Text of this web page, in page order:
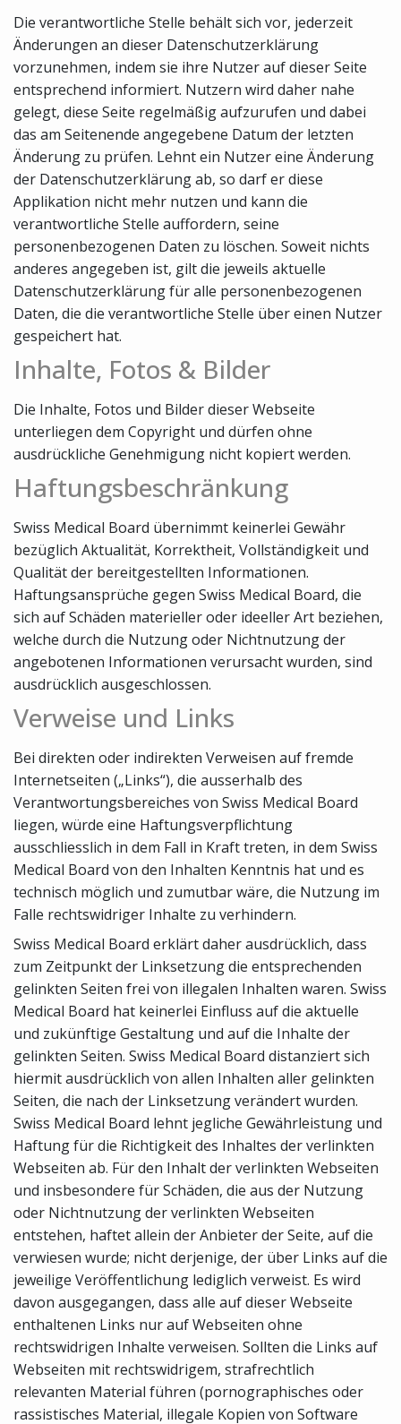
Die verantwortliche Stelle behält sich vor, jederzeit
Änderungen an dieser Datenschutzerklärung
vorzunehmen, indem sie ihre Nutzer auf dieser Seite
entsprechend informiert. Nutzern wird daher nahe
gelegt, diese Seite regelmäßig aufzurufen und dabei
das am Seitenende angegebene Datum der letzten
Änderung zu prüfen. Lehnt ein Nutzer eine Änderung
der Datenschutzerklärung ab, so darf er diese
Applikation nicht mehr nutzen und kann die
verantwortliche Stelle auffordern, seine
personenbezogenen Daten zu löschen. Soweit nichts
anderes angegeben ist, gilt die jeweils aktuelle
Datenschutzerklärung für alle personenbezogenen
Daten, die die verantwortliche Stelle über einen Nutzer
gespeichert hat.
Inhalte, Fotos & Bilder
Die Inhalte, Fotos und Bilder dieser Webseite
unterliegen dem Copyright und dürfen ohne
ausdrückliche Genehmigung nicht kopiert werden.
Haftungsbeschränkung
Swiss Medical Board übernimmt keinerlei Gewähr
bezüglich Aktualität, Korrektheit, Vollständigkeit und
Qualität der bereitgestellten Informationen.
Haftungsansprüche gegen Swiss Medical Board, die
sich auf Schäden materieller oder ideeller Art beziehen,
welche durch die Nutzung oder Nichtnutzung der
angebotenen Informationen verursacht wurden, sind
ausdrücklich ausgeschlossen.
Verweise und Links
Bei direkten oder indirekten Verweisen auf fremde
Internetseiten („Links“), die ausserhalb des
Verantwortungsbereiches von Swiss Medical Board
liegen, würde eine Haftungsverpflichtung
ausschliesslich in dem Fall in Kraft treten, in dem Swiss
Medical Board von den Inhalten Kenntnis hat und es
technisch möglich und zumutbar wäre, die Nutzung im
Falle rechtswidriger Inhalte zu verhindern.
Swiss Medical Board erklärt daher ausdrücklich, dass
zum Zeitpunkt der Linksetzung die entsprechenden
gelinkten Seiten frei von illegalen Inhalten waren. Swiss
Medical Board hat keinerlei Einfluss auf die aktuelle
und zukünftige Gestaltung und auf die Inhalte der
gelinkten Seiten. Swiss Medical Board distanziert sich
hiermit ausdrücklich von allen Inhalten aller gelinkten
Seiten, die nach der Linksetzung verändert wurden.
Swiss Medical Board lehnt jegliche Gewährleistung und
Haftung für die Richtigkeit des Inhaltes der verlinkten
Webseiten ab. Für den Inhalt der verlinkten Webseiten
und insbesondere für Schäden, die aus der Nutzung
oder Nichtnutzung der verlinkten Webseiten
entstehen, haftet allein der Anbieter der Seite, auf die
verwiesen wurde; nicht derjenige, der über Links auf die
jeweilige Veröffentlichung lediglich verweist. Es wird
davon ausgegangen, dass alle auf dieser Webseite
enthaltenen Links nur auf Webseiten ohne
rechtswidrigen Inhalte verweisen. Sollten die Links auf
Webseiten mit rechtswidrigem, strafrechtlich
relevanten Material führen (pornographisches oder
rassistisches Material, illegale Kopien von Software